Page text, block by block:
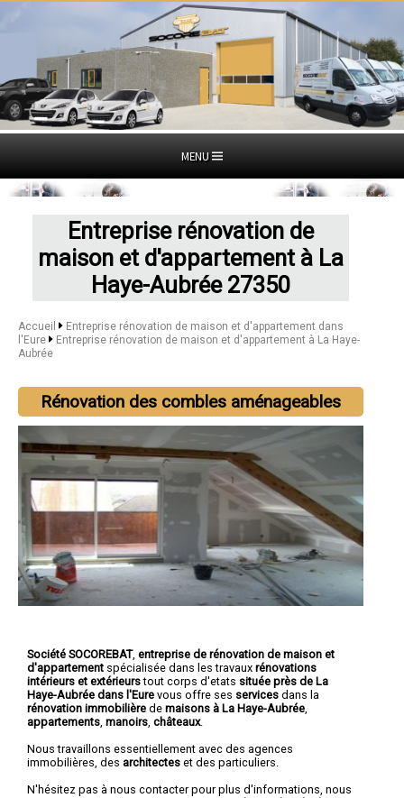
MENU
Entreprise rénovation de
maison et d'appartement à La
Haye-Aubrée 27350
Accueil
Entreprise rénovation de maison et d'appartement dans
l'Eure
Entreprise rénovation de maison et d'appartement à La Haye-
Aubrée
Rénovation des combles aménageables
Société SOCOREBAT, entreprise de rénovation de maison et
d'appartement spécialisée dans les travaux rénovations
intérieurs et extérieurstout corps d'etats située près de La
Haye-Aubrée dans l'Eure vous offre ses services dans la
rénovation immobilière de maisons à La Haye-Aubrée
appartements manoirs châteaux.
Nous travaillons essentiellement avec des agences
immobilières, des architectes et des particuliers.
N'hésitez pas à nous contacter pour plus d'informations, nous